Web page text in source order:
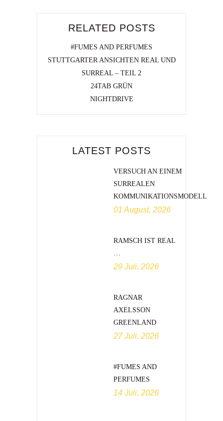
RELATED POSTS
#FUMES AND PERFUMES
STUTTGARTER ANSICHTEN REAL UND
SURREAL – TEIL 2
24TAB GRÜN
NIGHTDRIVE
LATEST POSTS
VERSUCH AN EINEM
SURREALEN
KOMMUNIKATIONSMODELL
01 August, 2026
RAMSCH IST REAL
29 Juli, 2026
RAGNAR
AXELSSON
GREENLAND
27 Juli, 2026
#FUMES AND
PERFUMES
14 Juli, 2026